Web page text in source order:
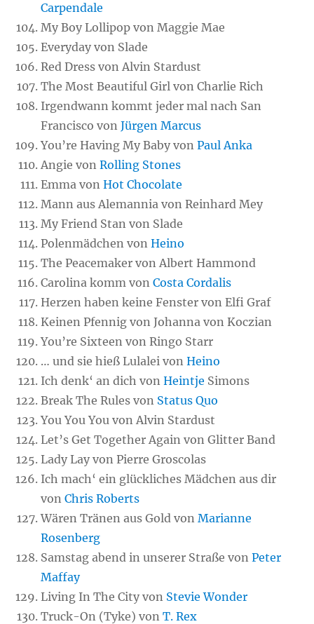
Carpendale
My Boy Lollipop von Maggie Mae
Everyday von Slade
Red Dress von Alvin Stardust
The Most Beautiful Girl von Charlie Rich
Irgendwann kommt jeder mal nach San
Francisco vonJürgen Marcus
You’re Having My Baby vonPaul Anka
Angie vonRolling Stones
Emma vonHot Chocolate
Mann aus Alemannia von Reinhard Mey
My Friend Stan von Slade
Polenmädchen vonHeino
The Peacemaker von Albert Hammond
Carolina komm vonCosta Cordalis
Herzen haben keine Fenster von Elfi Graf
Keinen Pfennig von Johanna von Koczian
You’re Sixteen von Ringo Starr
… und sie hieß Lulalei vonHeino
Ich denk‘ an dich vonHeintje Simons
Break The Rules von Status Quo
You You You von Alvin Stardust
Let’s Get Together Again von Glitter Band
Lady Lay von Pierre Groscolas
Ich mach‘ ein glückliches Mädchen aus dir
vonChris Roberts
Wären Tränen aus Gold vonMarianne
Rosenberg
Samstag abend in unserer Straße vonPeter
Maffay
Living In The City von Stevie Wonder
Truck-On (Tyke) vonT. Rex